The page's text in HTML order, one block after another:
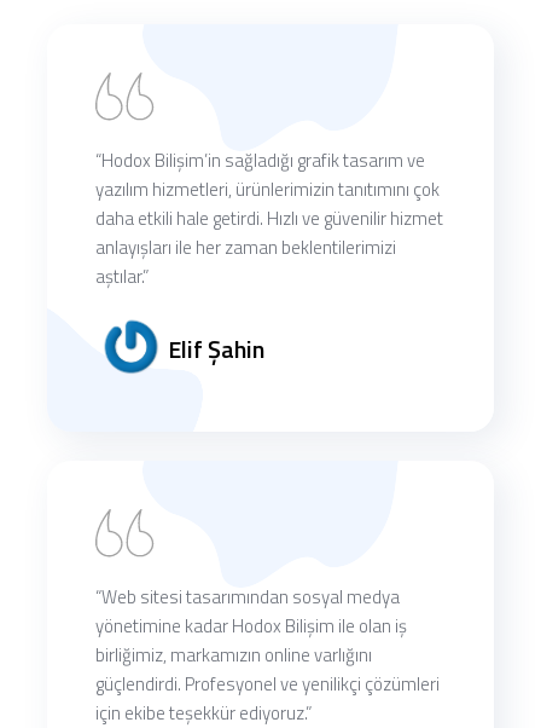
“Hodox Bilişim’in sağladığı grafik tasarım ve
yazılım hizmetleri, ürünlerimizin tanıtımını çok
daha etkili hale getirdi. Hızlı ve güvenilir hizmet
anlayışları ile her zaman beklentilerimizi
aştılar.”
Elif Şahin
“Web sitesi tasarımından sosyal medya
yönetimine kadar Hodox Bilişim ile olan iş
birliğimiz, markamızın online varlığını
güçlendirdi. Profesyonel ve yenilikçi çözümleri
için ekibe teşekkür ediyoruz.”